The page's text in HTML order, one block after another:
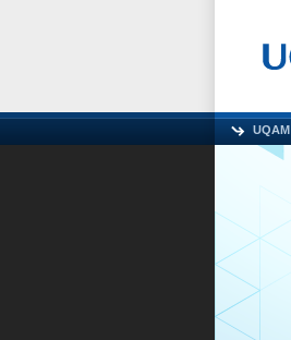
UQAM